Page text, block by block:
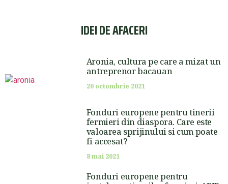
IDEI DE AFACERI
Aronia, cultura pe care a mizat un
antreprenor bacauan
20 octombrie 2021
Fonduri europene pentru tinerii
fermieri din diaspora. Care este
valoarea sprijinului si cum poate
fi accesat?
8 mai 2021
Fonduri europene pentru